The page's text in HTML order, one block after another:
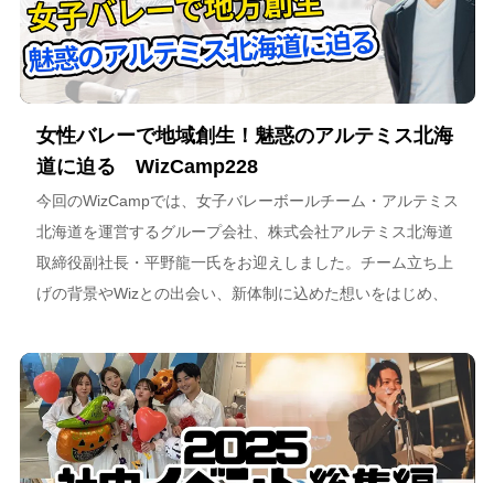
女性バレーで地域創生！魅惑のアルテミス北海
道に迫る WizCamp228
今回のWizCampでは、女子バレーボールチーム・アルテミス
北海道を運営するグループ会社、株式会社アルテミス北海道
取締役副社長・平野龍一氏をお迎えしました。チーム立ち上
げの背景やWizとの出会い、新体制に込めた想いをはじめ、
海道が描く今後のビジョンについて語っています。